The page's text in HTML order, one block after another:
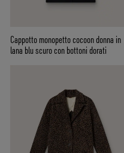
Cappotto monopetto cocoon donna in
lana blu scuro con bottoni dorati